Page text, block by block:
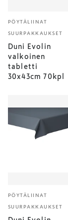
PÖYTÄLIINAT
SUURPAKKAUKSET
Duni Evolin
valkoinen
tabletti
30x43cm 70kpl
PÖYTÄLIINAT
SUURPAKKAUKSET